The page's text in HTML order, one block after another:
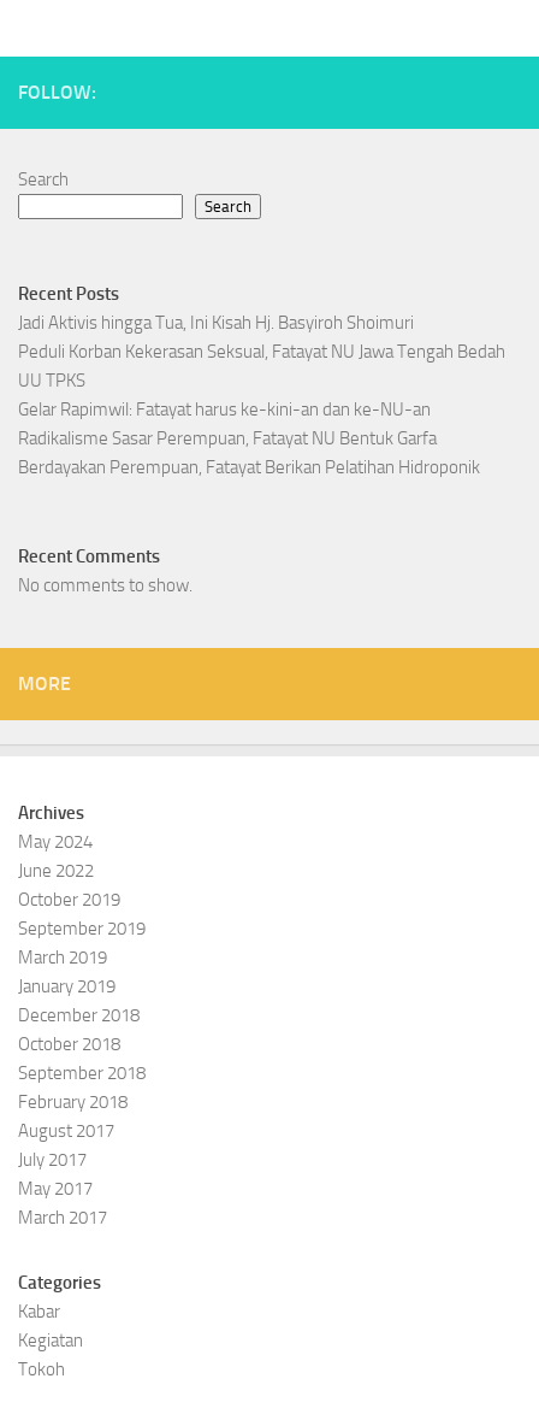
FOLLOW:
Search
Search
Recent Posts
Jadi Aktivis hingga Tua, Ini Kisah Hj. Basyiroh Shoimuri
Peduli Korban Kekerasan Seksual, Fatayat NU Jawa Tengah Bedah
UU TPKS
Gelar Rapimwil: Fatayat harus ke-kini-an dan ke-NU-an
Radikalisme Sasar Perempuan, Fatayat NU Bentuk Garfa
Berdayakan Perempuan, Fatayat Berikan Pelatihan Hidroponik
Recent Comments
No comments to show.
MORE
Archives
May 2024
June 2022
October 2019
September 2019
March 2019
January 2019
December 2018
October 2018
September 2018
February 2018
August 2017
July 2017
May 2017
March 2017
Categories
Kabar
Kegiatan
Tokoh